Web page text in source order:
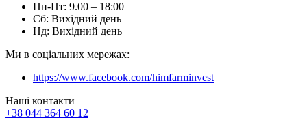
Пн-Пт: 9.00 – 18:00
Сб: Вихідний день
Нд: Вихідний день
Ми в соціальних мережах:
https://www.facebook.com/himfarminvest
Наші контакти
+38 044 364 60 12